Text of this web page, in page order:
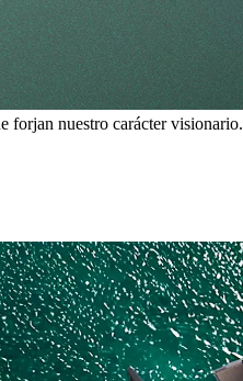
forjan nuestro carácter visionario.